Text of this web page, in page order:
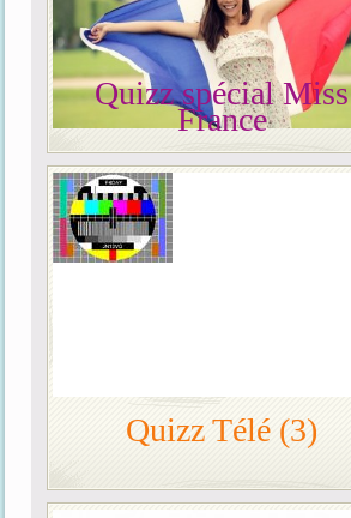
Quizz spécial Miss
France
Quizz Télé (3)